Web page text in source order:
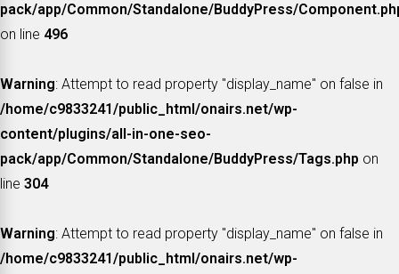
pack/app/Common/Standalone/BuddyPress/
on line 496
Warning: Attempt to read property "display_name" on false in
/home/c9833241/public_html/onairs.net/wp-
content/plugins/all-in-one-seo-
pack/app/Common/Standalone/BuddyPress/Tags.php on
line 304
Warning: Attempt to read property "display_name" on false in
/home/c9833241/public_html/onairs.net/wp-